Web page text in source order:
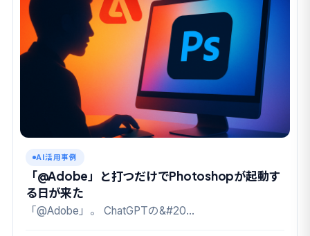
AI活用事例
「@Adobe」と打つだけでPhotoshopが起動す
る日が来た
「@Adobe」。 ChatGPTの&#20…